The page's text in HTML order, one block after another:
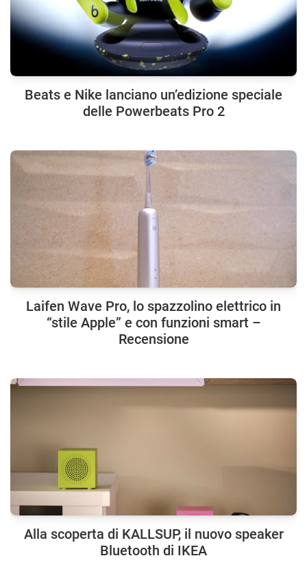
Beats e Nike lanciano un’edizione speciale
delle Powerbeats Pro 2
Laifen Wave Pro, lo spazzolino elettrico in
“stile Apple” e con funzioni smart –
Recensione
Alla scoperta di KALLSUP, il nuovo speaker
Bluetooth di IKEA